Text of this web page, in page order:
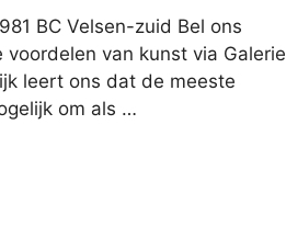
BC Velsen-zuid Bel ons
van kunst via Galerie
leert ons dat de meeste
om als …